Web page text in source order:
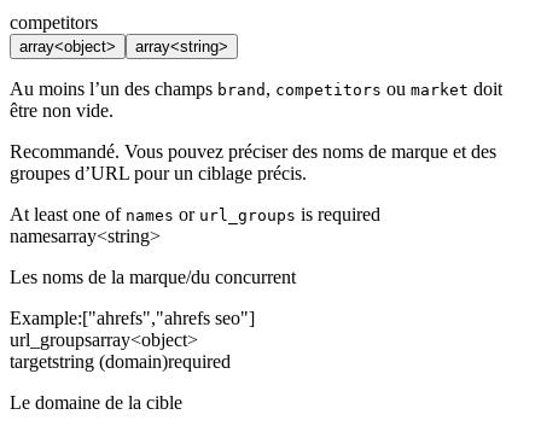
competitors
array<object> array<string>
Au moins l’un des champs brand , competitors ou market doit
être non vide.
Recommandé. Vous pouvez préciser des noms de marque et des
groupes d’URL pour un ciblage précis.
At least one of names or url_groups is required
namesarray<string>
Les noms de la marque/du concurrent
Example:["ahrefs","ahrefs seo"]
url_groupsarray<object>
targetstring (domain)required
Le domaine de la cible